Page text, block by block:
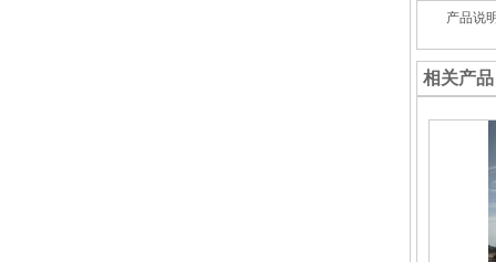
产品说
相关产品